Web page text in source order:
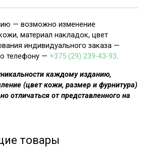
— возможно изменение
материал накладок, цвет
индивидуального заказа —
телефону — +375 (29) 239-43-93.
каждому изданию,
(цвет кожи, размер и фурнитура)
отличаться от представленного на
товары